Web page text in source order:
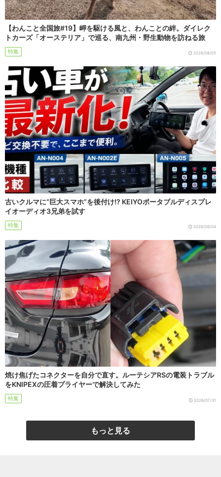
【わんこと全国旅#19】岬を駆ける風と、わんことの絆。ダイレク
トカーズ「オーステリア」で巡る、南九州・野生動物を訪ねる旅
特集 2026/08/05
古いクルマに“巨大スマホ”を後付け!? KEIYOポータブルディスプレ
イオーディオ3兄弟を試す
特集 2026/08/04
焼け焦げたコネクターを自分で直す。ルーテシアRSの電装トラブル
をKNIPEXの圧着プライヤーで解決してみた
特集 2026/07/31
もっと見る